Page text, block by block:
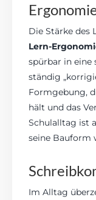
Die Stärke des
Lern-
spürbar in eine
ständig
Formgebung,
hält und das
Schulalltag ist
seine Bauform
Im Alltag